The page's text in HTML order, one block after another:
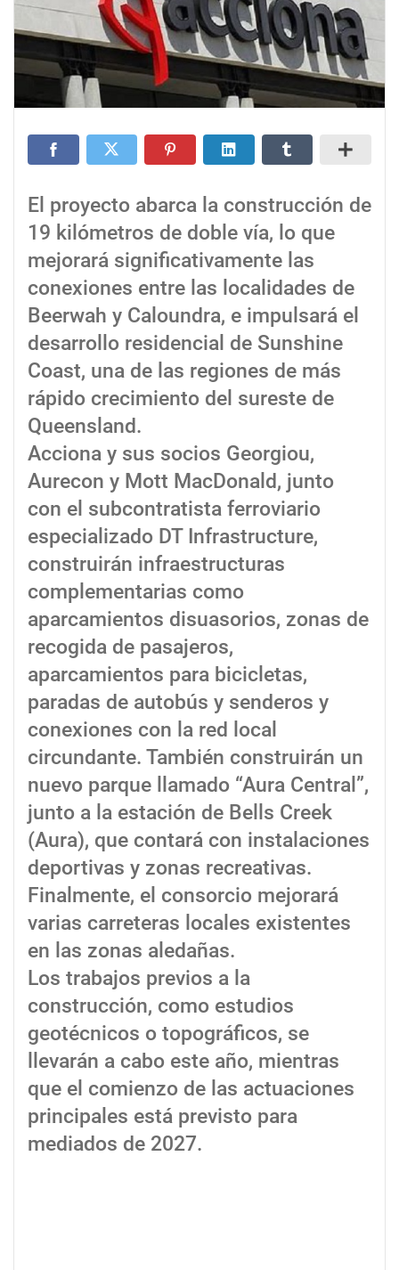
El proyecto abarca la construcción de
19 kilómetros de doble vía, lo que
mejorará significativamente las
conexiones entre las localidades de
Beerwah y Caloundra, e impulsará el
desarrollo residencial de Sunshine
Coast, una de las regiones de más
rápido crecimiento del sureste de
Queensland.
Acciona y sus socios Georgiou,
Aurecon y Mott MacDonald, junto
con el subcontratista ferroviario
especializado DT Infrastructure,
construirán infraestructuras
complementarias como
aparcamientos disuasorios, zonas de
recogida de pasajeros,
aparcamientos para bicicletas,
paradas de autobús y senderos y
conexiones con la red local
circundante. También construirán un
nuevo parque llamado “Aura Central”,
junto a la estación de Bells Creek
(Aura), que contará con instalaciones
deportivas y zonas recreativas.
Finalmente, el consorcio mejorará
varias carreteras locales existentes
en las zonas aledañas.
Los trabajos previos a la
construcción, como estudios
geotécnicos o topográficos, se
llevarán a cabo este año, mientras
que el comienzo de las actuaciones
principales está previsto para
mediados de 2027.